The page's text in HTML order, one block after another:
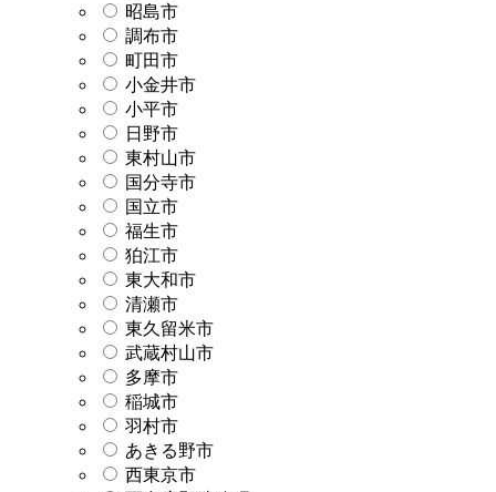
昭島市
調布市
町田市
小金井市
小平市
日野市
東村山市
国分寺市
国立市
福生市
狛江市
東大和市
清瀬市
東久留米市
武蔵村山市
多摩市
稲城市
羽村市
あきる野市
西東京市